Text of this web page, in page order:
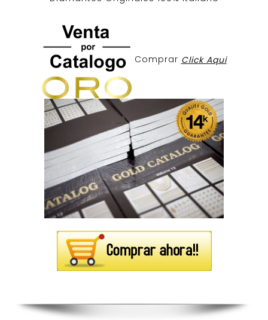
Comprar Click Aqui